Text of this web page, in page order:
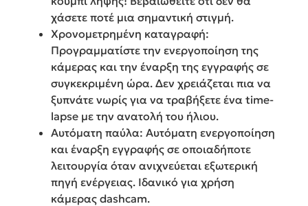
χάσετε ποτέ μια σημαντική στιγμή.
Χρονομετρημένη καταγραφή:
Προγραμματίστε την ενεργοποίηση της
κάμερας και την έναρξη της εγγραφής σε
συγκεκριμένη ώρα. Δεν χρειάζεται πια να
ξυπνάτε νωρίς για να τραβήξετε ένα time-
lapse με την ανατολή του ήλιου.
Αυτόματη παύλα: Αυτόματη ενεργοποίηση
και έναρξη εγγραφής σε οποιαδήποτε
λειτουργία όταν ανιχνεύεται εξωτερική
πηγή ενέργειας. Ιδανικό για χρήση
κάμερας dashcam.